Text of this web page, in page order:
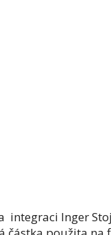
integraci Inger